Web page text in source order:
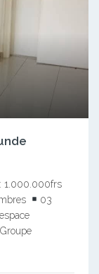
1.000.000frs
03
Groupe